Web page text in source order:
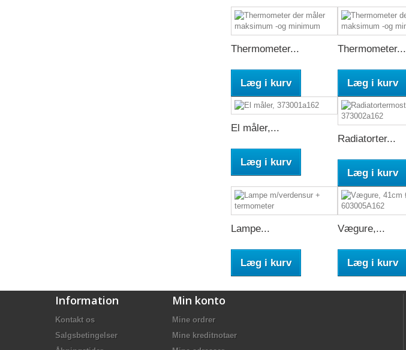
Thermometer...
Læg i kurv
Thermometer...
Læg i kurv
El måler,...
Læg i kurv
Radiatorter...
Læg i kurv
Lampe...
Læg i kurv
Vægure,...
Læg i kurv
Information
Kontakt os
Salgsbetingelser
Min konto
Mine ordrer
Mine kreditnotaer